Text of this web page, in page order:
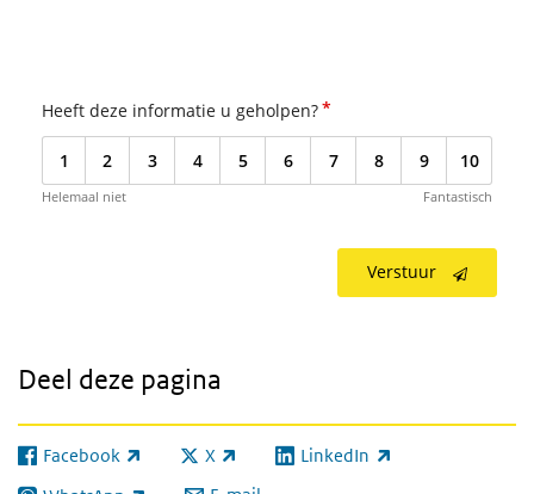
Heeft deze informatie u geholpen?*
1 2 3 4 5 6 7 8 9 10
Helemaal niet Fantastisch
Verstuur
Deel deze pagina
Facebook
(externe link) X
(externe link) LinkedIn
(externe link)